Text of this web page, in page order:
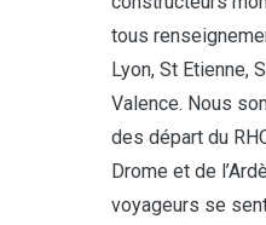
tous
Lyon, St Etienne,
Valence. Nous
des départ du
Drome et de
voyageurs se